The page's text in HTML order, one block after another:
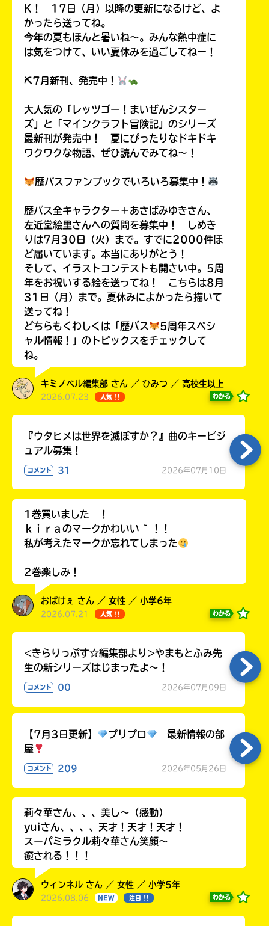
K！ 17日（月）以降の更新になるけど、よ
かったら送ってね。
今年の夏もほんと暑いね～。みんな熱中症に
は気をつけて、いい夏休みを過ごしてねー！
⛏7月新刊、発売中！
大人気の「レッツゴー！まいぜんシスター
ズ」と「マインクラフト冒険記」のシリーズ
最新刊が発売中！ 夏にぴったりなドキドキ
ワクワクな物語、ぜひ読んでみてね～！
歴バスファンブックでいろいろ募集中！
歴バス全キャラクター＋あさばみゆきさん、
左近堂絵里さんへの質問を募集中！ しめき
りは7月30日（火）まで。すでに2000件ほ
ど届いています。本当にありがとう！
そして、イラストコンテストも開さい中。5周
年をお祝いする絵を送ってね！ こちらは8月
31日（月）まで。夏休みによかったら描いて
送ってね！
どちらもくわしくは「歴バス
5周年スペシ
ャル情報！」のトピックスをチェックして
ね。
キミノベル編集部 さん ／ ひみつ ／ 高校生以上
2026.07.23 人気 !! わかる
『ウタヒメは世界を滅ぼすか？』曲のキービジ
ュアル募集！
コメント 31 2026年07月10日
1巻買いました ！
ｋｉｒａのマークかわいい ~ ！！
私が考えたマークか忘れてしまった
2巻楽しみ！
おばけぇ さん ／ 女性 ／ 小学6年
2026.07.21 人気 !! わかる
<きらりっぷす☆編集部より>やまもとふみ先
生の新シリーズはじまったよ～！
コメント 00 2026年07月09日
【7月3日更新】 プリプロ
最新情報の部
屋
コメント 209 2026年05月26日
莉々華さん、、、美し〜（感動）
yuiさん、、、、天才！天才！天才！
スーパミラクル莉々華さん笑顔〜
癒される！！！
ウィンネル さん ／ 女性 ／ 小学5年
2026.08.06 NEW 注目 !! わかる